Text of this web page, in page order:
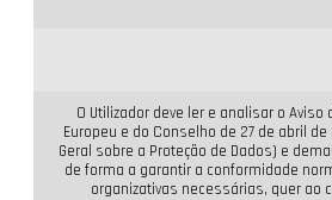
O Utilizador deve ler e analisar o
Europeu e do Conselho de 27 de abril
Geral sobre a Proteção de Dados) e
de forma a garantir a conformidade
organizativas necessárias, quer ao